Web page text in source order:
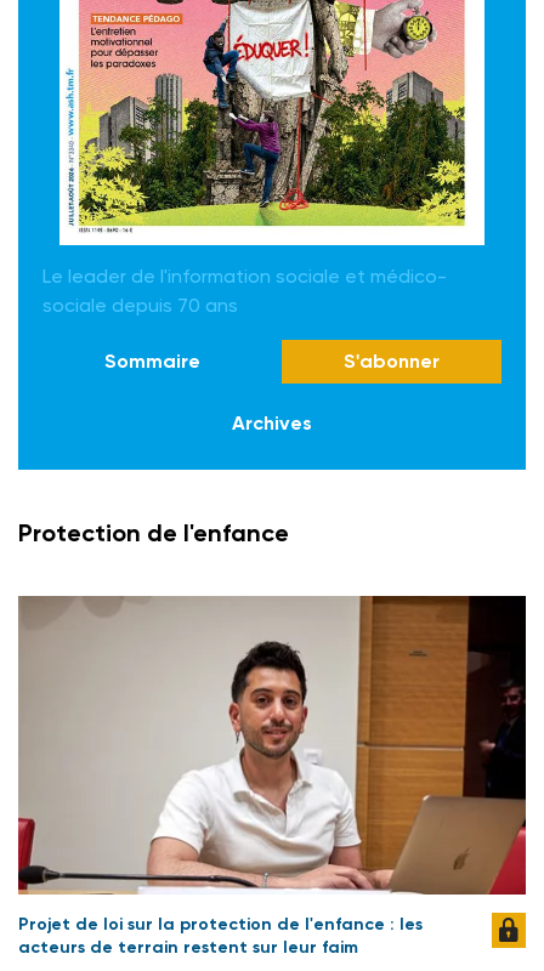
Le leader de l'information sociale et médico-
sociale depuis 70 ans
Sommaire S'abonner
Archives
Protection de l'enfance
Projet de loi sur la protection de l'enfance : les
acteurs de terrain restent sur leur faim